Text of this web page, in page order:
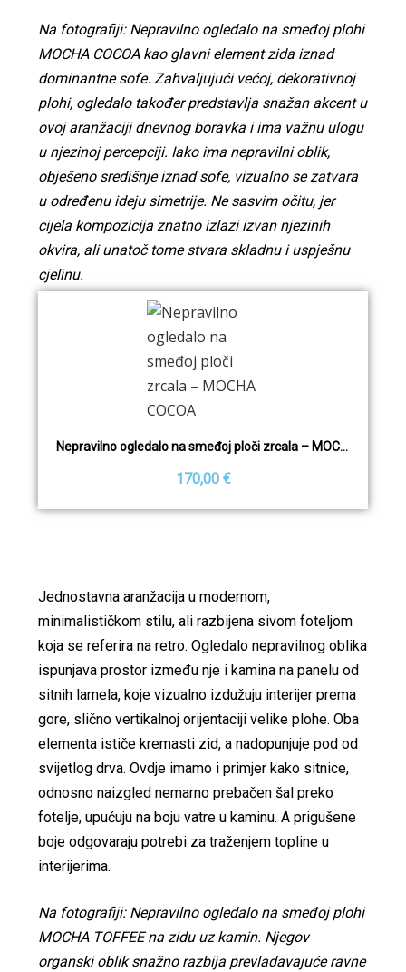
Na fotografiji: Nepravilno ogledalo na smeđoj plohi
MOCHA COCOA kao glavni element zida iznad
dominantne sofe. Zahvaljujući većoj, dekorativnoj
plohi, ogledalo također predstavlja snažan akcent u
ovoj aranžaciji dnevnog boravka i ima važnu ulogu
u njezinoj percepciji. Iako ima nepravilni oblik,
obješeno središnje iznad sofe, vizualno se zatvara
u određenu ideju simetrije. Ne sasvim očitu, jer
cijela kompozicija znatno izlazi izvan njezinih
okvira, ali unatoč tome stvara skladnu i uspješnu
cjelinu.
Nepravilno ogledalo na smeđoj ploči zrcala – MOCHA COCOA
170,00 €
Jednostavna aranžacija u modernom,
minimalističkom stilu, ali razbijena sivom foteljom
koja se referira na retro. Ogledalo nepravilnog oblika
ispunjava prostor između nje i kamina na panelu od
sitnih lamela, koje vizualno izdužuju interijer prema
gore, slično vertikalnoj orijentaciji velike plohe. Oba
elementa ističe kremasti zid, a nadopunjuje pod od
svijetlog drva. Ovdje imamo i primjer kako sitnice,
odnosno naizgled nemarno prebačen šal preko
fotelje, upućuju na boju vatre u kaminu. A prigušene
boje odgovaraju potrebi za traženjem topline u
interijerima.
Na fotografiji: Nepravilno ogledalo na smeđoj plohi
MOCHA TOFFEE na zidu uz kamin. Njegov
organski oblik snažno razbija prevladavajuće ravne